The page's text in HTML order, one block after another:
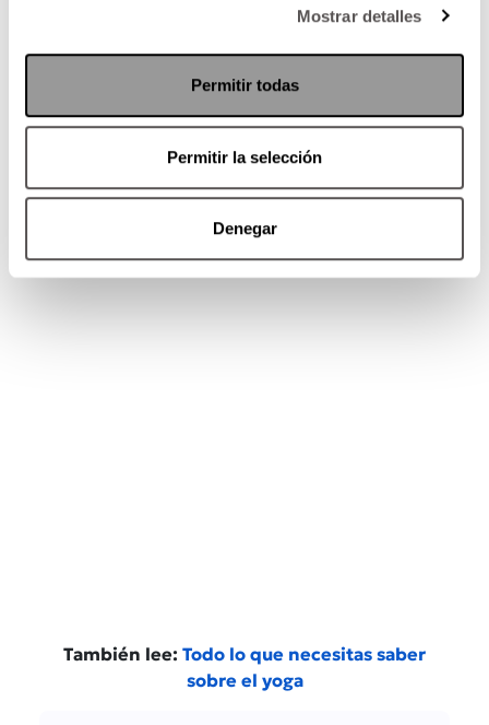
Mostrar detalles
Permitir todas
Permitir la selección
Denegar
#pilates #fitness #fy #fyp
#fitnessforeverybody #workoutfromhome
ZABO
También lee: Todo lo que necesitas saber
sobre el yoga